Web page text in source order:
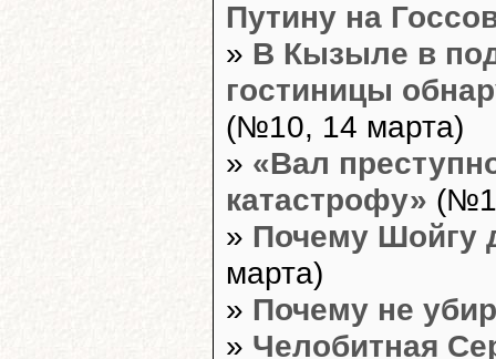
Путину на
» В Кызыле в
гостиницы
(№10, 14 марта)
» «Вал
катастрофу»
» Почему Шойгу
марта)
» Почему не
» Челобитная